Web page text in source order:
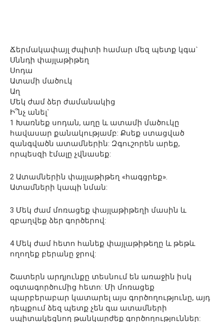
Ճերմակափայլ ժպիտի համար մեզ պետք կգա`
Սննդի փայլաթիթեղ
Սոդա
Ատամի մածուկ
Աղ
Մեկ ժամ ձեր ժամանակից
Ի՞նչ անել`
1 Խառնեք սոդան, աղը և ատամի մածուկը
հավասար քանակությամբ: Քսեք ստացված
զանգվածն ատամներին: Զգուշորեն արեք,
որպեսզի էմալը չվնասեք:
2 Ատամներին փայլաթիթեղ «հագցրեք».
Ատամների կապի նման:
3 Մեկ ժամ մոռացեք փայլաթիթեղի մասին և
զբաղվեք ձեր գործերով:
4 Մեկ ժամ հետո հանեք փայլաթիթեղը և թեթև
ողողեք բերանը ջրով:
Շատերն արդյունքը տեսնում են առաջին իսկ
օգտագործումից հետո: Մի մոռացեք
պարբերաբար կատարել այս գործողությունը, այդ
դեպքում ձեզ պետք չեն գա ատամների
սպիտակեցնող թանկարժեք գործողություններ: